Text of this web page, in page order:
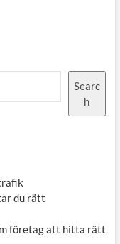
Searc
h
du rätt
företag att hitta rätt